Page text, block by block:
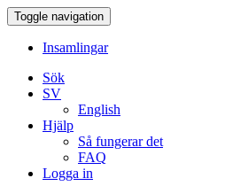
Toggle navigation
Insamlingar
Sök
SV
English
Hjälp
Så fungerar det
FAQ
Logga in